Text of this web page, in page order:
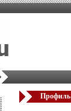
Профиль